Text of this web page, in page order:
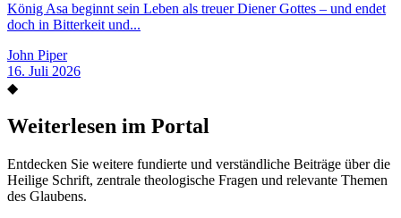
König Asa beginnt sein Leben als treuer Diener Gottes – und endet
doch in Bitterkeit und...
John Piper
16. Juli 2026
◆
Weiterlesen im Portal
Entdecken Sie weitere fundierte und verständliche Beiträge über die
Heilige Schrift, zentrale theologische Fragen und relevante Themen
des Glaubens.